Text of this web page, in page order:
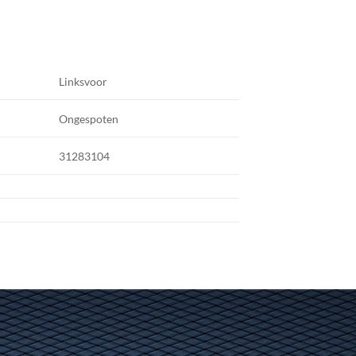
Linksvoor
Ongespoten
31283104